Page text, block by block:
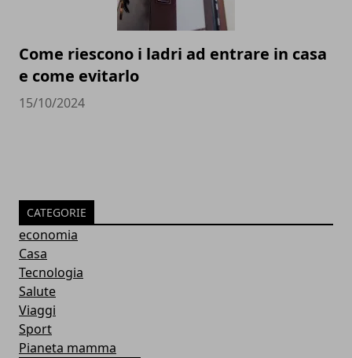
Come riescono i ladri ad entrare in casa
e come evitarlo
15/10/2024
CATEGORIE
economia
Casa
Tecnologia
Salute
Viaggi
Sport
Pianeta mamma